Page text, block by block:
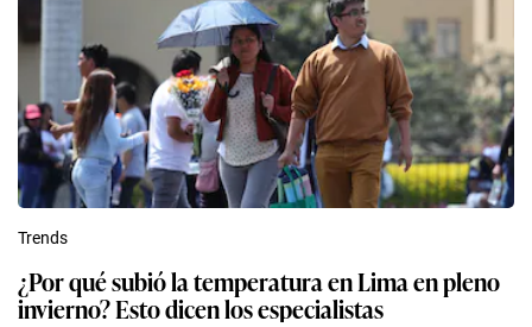
Trends
¿Por qué subió la temperatura en Lima en pleno
invierno? Esto dicen los especialistas